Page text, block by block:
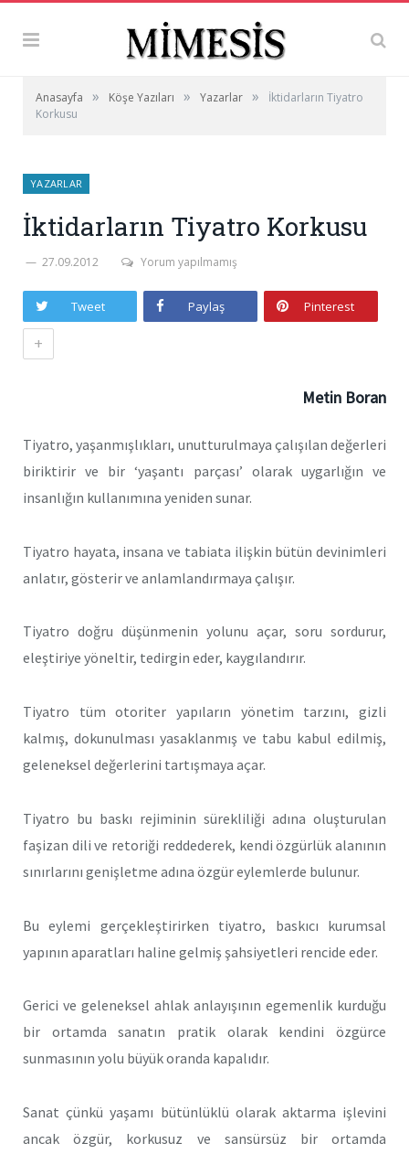
Anasayfa » Köşe Yazıları » Yazarlar »
İktidarların Tiyatro
Korkusu
YAZARLAR
İktidarların Tiyatro Korkusu
27.09.2012 Yorum yapılmamış
Tweet Paylaş Pinterest
+
Metin Boran
Tiyatro, yaşanmışlıkları, unutturulmaya çalışılan değerleri
biriktirir ve bir ‘yaşantı parçası’ olarak uygarlığın ve
insanlığın kullanımına yeniden sunar.
Tiyatro hayata, insana ve tabiata ilişkin bütün devinimleri
anlatır, gösterir ve anlamlandırmaya çalışır.
Tiyatro doğru düşünmenin yolunu açar, soru sordurur,
eleştiriye yöneltir, tedirgin eder, kaygılandırır.
Tiyatro tüm otoriter yapıların yönetim tarzını, gizli
kalmış, dokunulması yasaklanmış ve tabu kabul edilmiş,
geleneksel değerlerini tartışmaya açar.
Tiyatro bu baskı rejiminin sürekliliği adına oluşturulan
faşizan dili ve retoriği reddederek, kendi özgürlük alanının
sınırlarını genişletme adına özgür eylemlerde bulunur.
Bu eylemi gerçekleştirirken tiyatro, baskıcı kurumsal
yapının aparatları haline gelmiş şahsiyetleri rencide eder.
Gerici ve geleneksel ahlak anlayışının egemenlik kurduğu
bir ortamda sanatın pratik olarak kendini özgürce
sunmasının yolu büyük oranda kapalıdır.
Sanat çünkü yaşamı bütünlüklü olarak aktarma işlevini
ancak özgür, korkusuz ve sansürsüz bir ortamda